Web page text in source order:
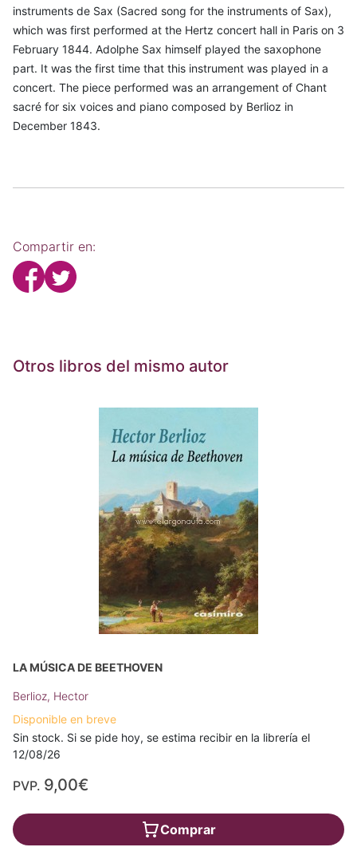
instruments de Sax (Sacred song for the instruments of Sax),
which was first performed at the Hertz concert hall in Paris on 3
February 1844. Adolphe Sax himself played the saxophone
part. It was the first time that this instrument was played in a
concert. The piece performed was an arrangement of Chant
sacré for six voices and piano composed by Berlioz in
December 1843.
Compartir en:
Otros libros del mismo autor
LA MÚSICA DE BEETHOVEN
Berlioz, Hector
Disponible en breve
Sin stock. Si se pide hoy, se estima recibir en la librería el
12/08/26
PVP. 9,00€
Comprar